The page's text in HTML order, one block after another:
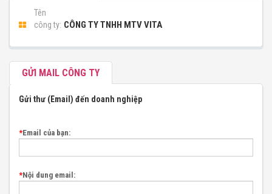
Tên
công ty: CÔNG TY TNHH MTV VITA
GỬI MAIL CÔNG TY
Gửi thư (Email) đến doanh nghiệp
*Email của bạn:
*Nội dung email: